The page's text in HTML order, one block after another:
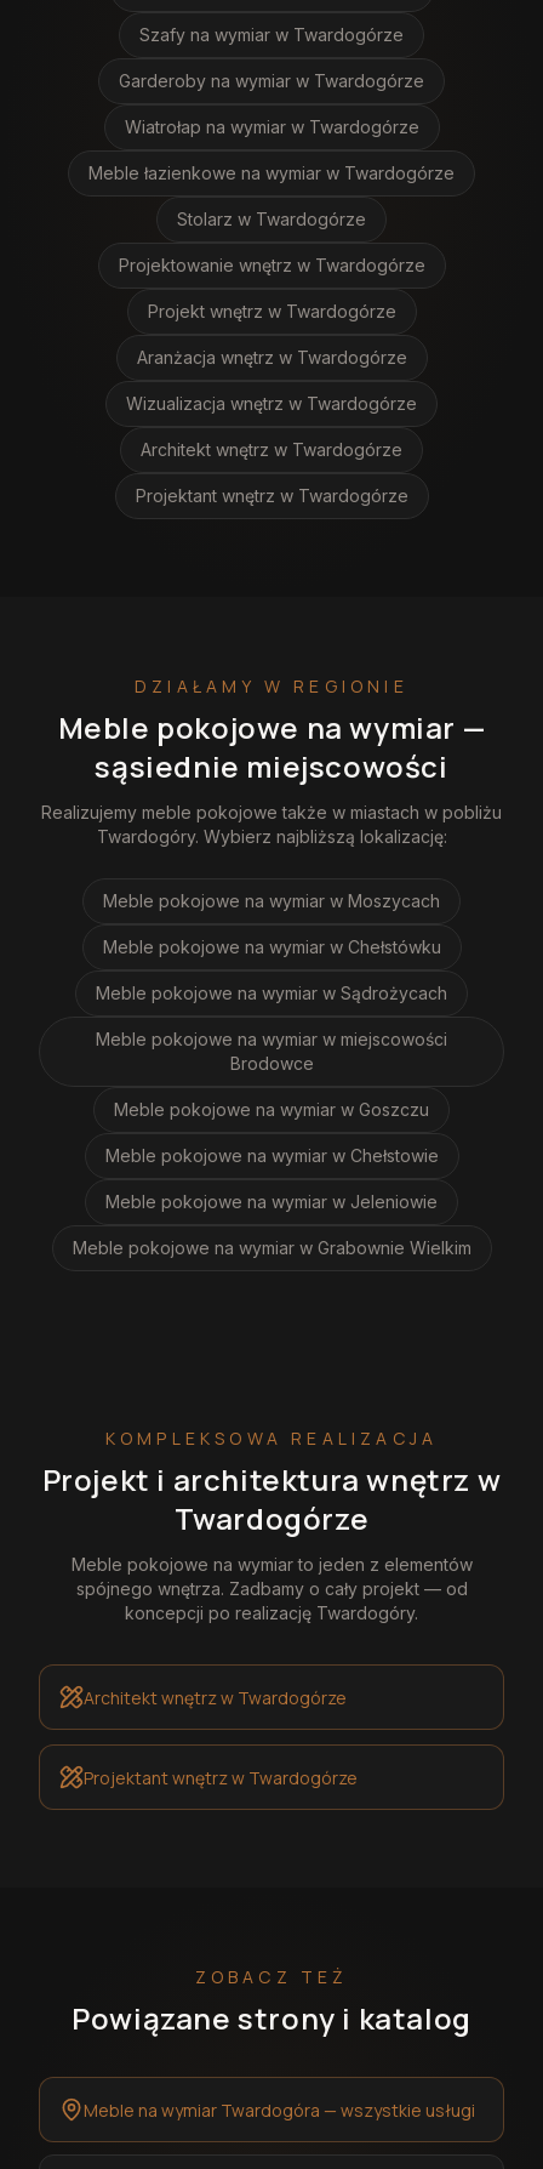
Szafy na wymiar w Twardogórze
Garderoby na wymiar w Twardogórze
Wiatrołap na wymiar w Twardogórze
Meble łazienkowe na wymiar w Twardogórze
Stolarz w Twardogórze
Projektowanie wnętrz w Twardogórze
Projekt wnętrz w Twardogórze
Aranżacja wnętrz w Twardogórze
Wizualizacja wnętrz w Twardogórze
Architekt wnętrz w Twardogórze
Projektant wnętrz w Twardogórze
DZIAŁAMY W REGIONIE
Meble pokojowe na wymiar —
sąsiednie miejscowości
Realizujemy meble pokojowe także w miastach w pobliżu
Twardogóry. Wybierz najbliższą lokalizację:
Meble pokojowe na wymiar w Moszycach
Meble pokojowe na wymiar w Chełstówku
Meble pokojowe na wymiar w Sądrożycach
Meble pokojowe na wymiar w miejscowości
Brodowce
Meble pokojowe na wymiar w Goszczu
Meble pokojowe na wymiar w Chełstowie
Meble pokojowe na wymiar w Jeleniowie
Meble pokojowe na wymiar w Grabownie Wielkim
KOMPLEKSOWA REALIZACJA
Projekt i architektura wnętrz w
Twardogórze
Meble pokojowe na wymiarto jeden z elementów
spójnego wnętrza. Zadbamy o cały projekt — od
koncepcji po realizację Twardogóry.
Architekt wnętrzw Twardogórze
Projektant wnętrzw Twardogórze
ZOBACZ TEŻ
Powiązane strony i katalog
Meble na wymiar Twardogóra — wszystkie usługi